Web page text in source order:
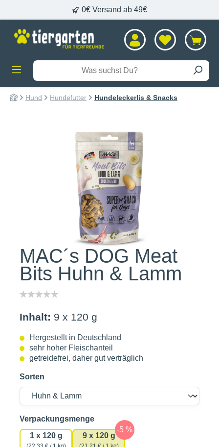
0€ Versand ab 49€
Hund Hundefutter Hundeleckerlis & Snacks
Bildergalerie überspringen
MAC´s DOG Meat
Bits Huhn & Lamm
Inhalt: 9 x 120 g
Hergestellt in Deutschland
sehr hoher Fleischanteil
getreidefrei, daher gut verträglich
Sorten
Verpackungsmengeauswählen
1 x 120 g 9 x 120 g